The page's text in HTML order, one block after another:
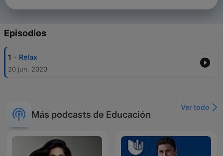
Episodios
1 - Relax
20 jun. 2020
Más podcasts de Educación
Ver todo